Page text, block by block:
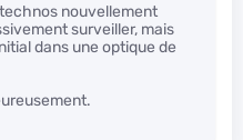
nouvellement
surveiller, mais
dans une optique de